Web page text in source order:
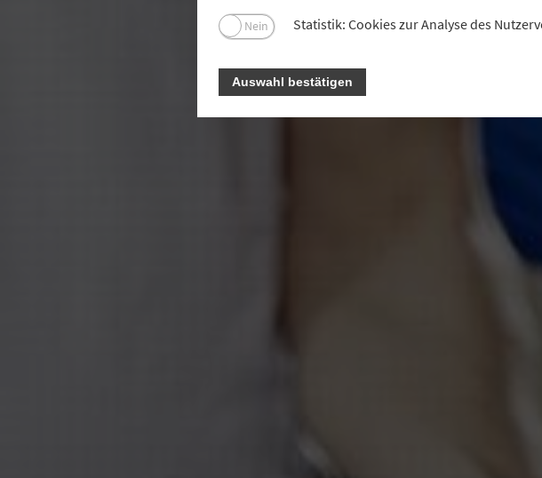
Nein Statistik: Cookies zur Analyse des
Auswahl bestätigen